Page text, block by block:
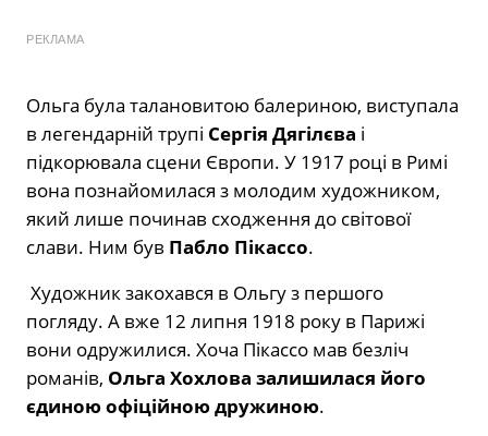
РЕКЛАМА
Ольга була талановитою балериною, виступала
в легендарній трупі Сергія Дягілєва і
підкорювала сцени Європи. У 1917 році в Римі
вона познайомилася з молодим художником,
який лише починав сходження до світової
слави. Ним був Пабло Пікассо.
Художник закохався в Ольгу з першого
погляду. А вже 12 липня 1918 року в Парижі
вони одружилися. Хоча Пікассо мав безліч
романів, Ольга Хохлова залишилася його
єдиною офіційною дружиною.